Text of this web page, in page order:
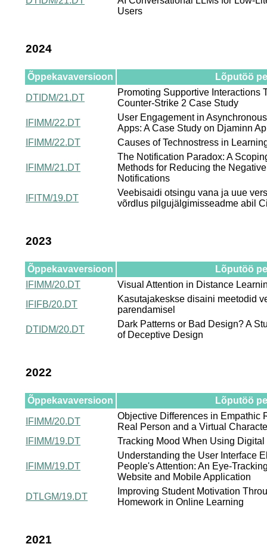
Users
2024
Õppekavaversioon Lõputöö
DTIDM/21.DT
Promoting Supportive Interactions
Counter-Strike 2 Case Study
IFIMM/22.DT
User Engagement in
Apps: A Case Study on Djaminn
IFIMM/22.DT
Causes of Technostress in
IFIMM/21.DT
The Notification Paradox: A
Methods for Reducing the
Notifications
IFITM/19.DT
Veebisaidi otsingu vana ja uue
võrdlus pilgujälgimisseadme abil
2023
Õppekavaversioon
Lõputöö
IFIMM/20.DT
Visual Attention in Distance
IFIFB/20.DT
Kasutajakeskse disaini meetodid
parendamisel
DTIDM/20.DT
Dark Patterns or Bad Design? A
of Deceptive Design
2022
Õppekavaversioon Lõputöö
IFIMM/20.DT
Objective Differences in Empathic
Real Person and a Virtual
IFIMM/19.DT
Tracking Mood When Using Digital
IFIMM/19.DT
Understanding the User Interface
People's Attention: An Eye-
Website and Mobile Application
DTLGM/19.DT
Improving Student Motivation
Homework in Online Learning
2021